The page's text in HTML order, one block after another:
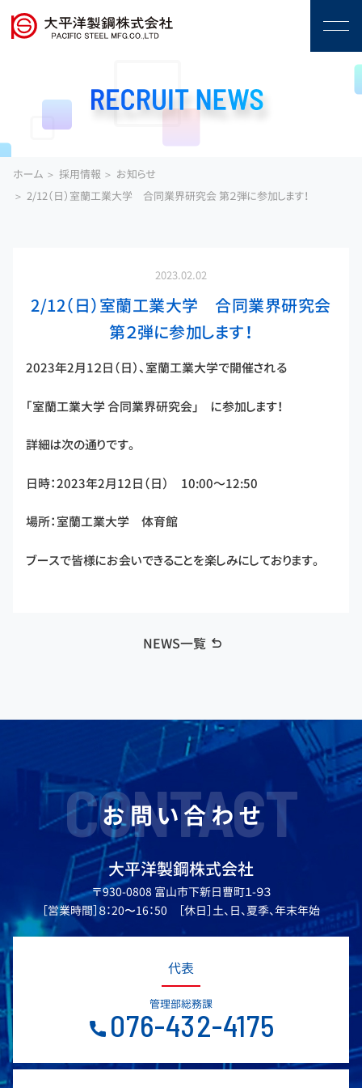
ホーム 採用情報
お知らせ
2/12（日）室蘭工業大学 合同業界研究会 第２弾に参加します！
2023.02.02
2/12（日）室蘭工業大学 合同業界研究会
第２弾に参加します！
2023年2月1２日（日）、室蘭工業大学で開催される
「室蘭工業大学 合同業界研究会」 に参加します！
詳細は次の通りです。
日時：2023年2月12日（日） 10:00～12:50
場所：室蘭工業大学 体育館
ブースで皆様にお会いできることを楽しみにしております。
NEWS一覧
CONTACT
お問い合わせ
大平洋製鋼株式会社
〒930-0808 富山市下新日曹町１-９３
［営業時間］８：20〜16：50 ［休日］土、日、夏季、年末年始
代表
管理部総務課
076-432-4175